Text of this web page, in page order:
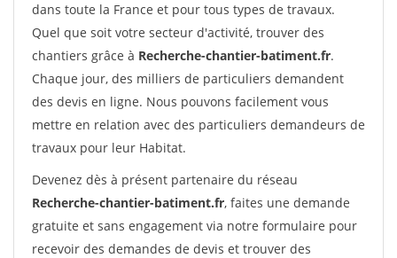
dans toute la France et pour tous types de travaux.
Quel que soit votre secteur d'activité, trouver des
chantiers grâce à Recherche-chantier-batiment.fr.
Chaque jour, des milliers de particuliers demandent
des devis en ligne. Nous pouvons facilement vous
mettre en relation avec des particuliers demandeurs de
travaux pour leur Habitat.
Devenez dès à présent partenaire du réseau
Recherche-chantier-batiment.fr, faites une demande
gratuite et sans engagement via notre formulaire pour
recevoir des demandes de devis et trouver des